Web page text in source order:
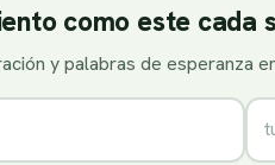
como este cada
y palabras de esperanza